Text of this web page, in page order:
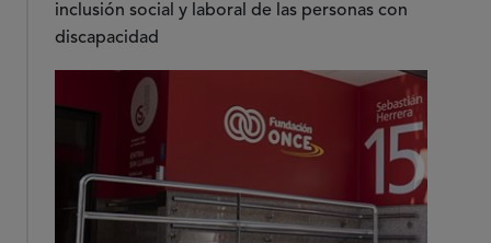
inclusión social y laboral de las personas con
discapacidad